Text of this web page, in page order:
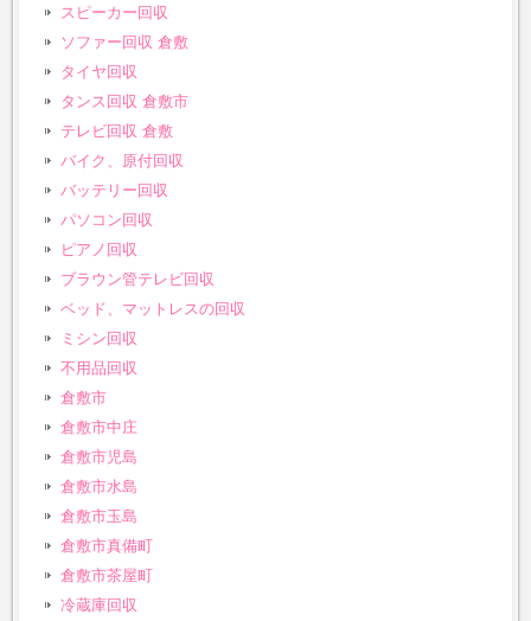
スピーカー回収
ソファー回収 倉敷
タイヤ回収
タンス回収 倉敷市
テレビ回収 倉敷
バイク、原付回収
バッテリー回収
パソコン回収
ピアノ回収
ブラウン管テレビ回収
ベッド、マットレスの回収
ミシン回収
不用品回収
倉敷市
倉敷市中庄
倉敷市児島
倉敷市水島
倉敷市玉島
倉敷市真備町
倉敷市茶屋町
冷蔵庫回収